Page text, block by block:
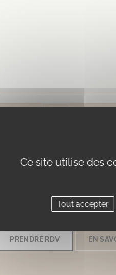
esthétique de
Le centre de médecine
Clinique Laser à Marseille
multitude de prestations afin
PRENDRE RDV EN
Ce site utilise des
Tout accepter